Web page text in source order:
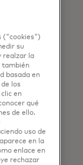
("cookies")
su
realzar la
también
basada en
los
en
qué
de ello.
uso de
en la
enlace en
rechazar